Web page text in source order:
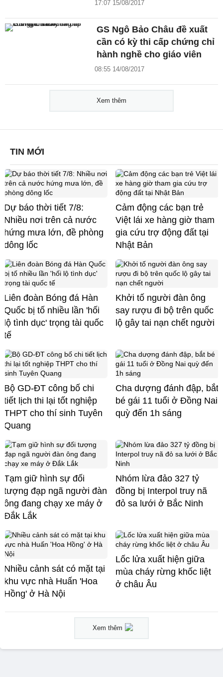
17:07 15/08/2017
GS Ngô Bảo Châu đề xuất
cần có kỳ thi cấp chứng chỉ
hành nghề cho giáo viên
08:55 14/08/2017
Xem thêm
TIN MỚI
Dự báo thời tiết 7/8:
Nhiều nơi trên cả nước
hứng mưa lớn, đề phòng
dông lốc
Cảm động các bạn trẻ
Việt lái xe hàng giờ tham
gia cứu trợ động đất tại
Nhật Bản
Liên đoàn Bóng đá Hàn
Quốc bị tố nhiều lần 'hối
lộ tình dục' trọng tài quốc
tế
Khởi tố người đàn ông
say rượu đi bộ trên quốc
lộ gây tai nạn chết người
Bộ GD-ĐT công bố chi
tiết lịch thi lại tốt nghiệp
THPT cho thí sinh Tuyên
Quang
Cha dượng đánh đập, bắt
bé gái 11 tuổi ở Đồng Nai
quỳ đến 1h sáng
Tạm giữ hình sự đối
tượng đạp ngã người đàn
ông đang chạy xe máy ở
Đắk Lắk
Nhóm lừa đảo 327 tỷ
đồng bị Interpol truy nã
đỏ sa lưới ở Bắc Ninh
Nhiều cảnh sát có mặt tại
khu vực nhà Huấn 'Hoa
Hồng' ở Hà Nội
Lốc lửa xuất hiện giữa
mùa cháy rừng khốc liệt
ở châu Âu
Xem thêm